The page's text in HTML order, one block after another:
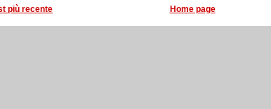
più recente Home page